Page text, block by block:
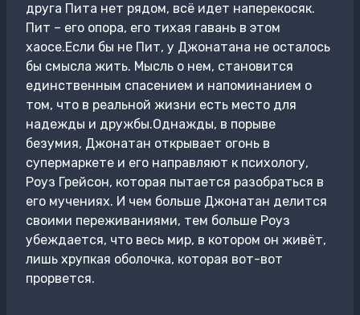
друга Пита нет рядом, всё идет наперекосяк.
Пит – его опора, его тихая гавань в этом
хаосе.Если бы не Пит, у Джонатана не осталось
бы смысла жить. Мысль о нем, становится
единственным спасением и напоминанием о
том, что в реальной жизни есть место для
надежды и дружбы.Однажды, в порыве
безумия, Джонатан открывает огонь в
супермаркете и его направляют к психологу,
Роуз Грейсон, которая пытается разобраться в
его мучениях. И чем больше Джонатан делится
своими переживаниями, тем больше Роуз
убеждается, что весь мир, в котором он живёт,
лишь хрупкая оболочка, которая вот-вот
прорвется.